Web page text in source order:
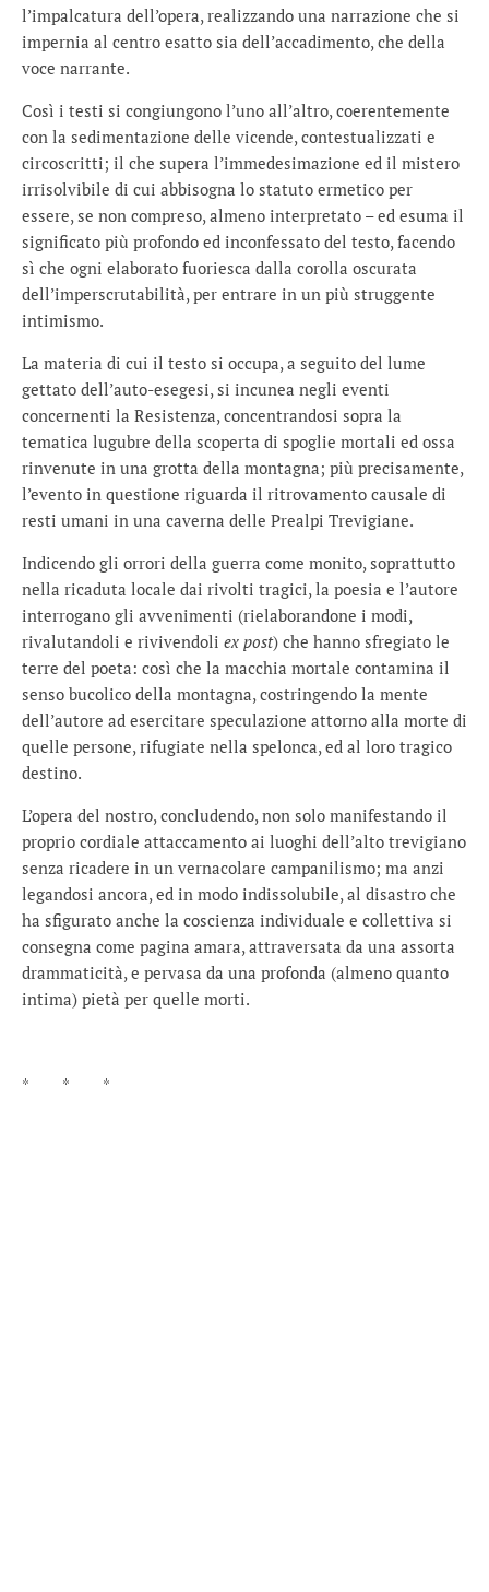
l’impalcatura dell’opera, realizzando una narrazione che si
impernia al centro esatto sia dell’accadimento, che della
voce narrante.
Così i testi si congiungono l’uno all’altro, coerentemente
con la sedimentazione delle vicende, contestualizzati e
circoscritti; il che supera l’immedesimazione ed il mistero
irrisolvibile di cui abbisogna lo statuto ermetico per
essere, se non compreso, almeno interpretato – ed esuma il
significato più profondo ed inconfessato del testo, facendo
sì che ogni elaborato fuoriesca dalla corolla oscurata
dell’imperscrutabilità, per entrare in un più struggente
intimismo.
La materia di cui il testo si occupa, a seguito del lume
gettato dell’auto-esegesi, si incunea negli eventi
concernenti la Resistenza, concentrandosi sopra la
tematica lugubre della scoperta di spoglie mortali ed ossa
rinvenute in una grotta della montagna; più precisamente,
l’evento in questione riguarda il ritrovamento causale di
resti umani in una caverna delle Prealpi Trevigiane.
Indicendo gli orrori della guerra come monito, soprattutto
nella ricaduta locale dai rivolti tragici, la poesia e l’autore
interrogano gli avvenimenti (rielaborandone i modi,
rivalutandoli e rivivendoli ex post) che hanno sfregiato le
terre del poeta: così che la macchia mortale contamina il
senso bucolico della montagna, costringendo la mente
dell’autore ad esercitare speculazione attorno alla morte di
quelle persone, rifugiate nella spelonca, ed al loro tragico
destino.
L’opera del nostro, concludendo, non solo manifestando il
proprio cordiale attaccamento ai luoghi dell’alto trevigiano
senza ricadere in un vernacolare campanilismo; ma anzi
legandosi ancora, ed in modo indissolubile, al disastro che
ha sfigurato anche la coscienza individuale e collettiva si
consegna come pagina amara, attraversata da una assorta
drammaticità, e pervasa da una profonda (almeno quanto
intima) pietà per quelle morti.
* * *